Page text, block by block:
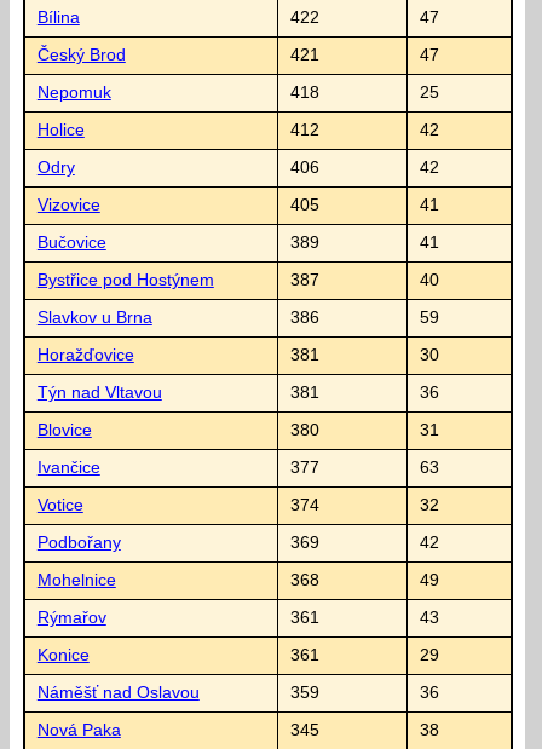
Bílina 422 47
Český Brod 421 47
Nepomuk 418 25
Holice 412 42
Odry 406 42
Vizovice 405 41
Bučovice 389 41
Bystřice pod Hostýnem 387 40
Slavkov u Brna 386 59
Horažďovice 381 30
Týn nad Vltavou 381 36
Blovice 380 31
Ivančice 377 63
Votice 374 32
Podbořany 369 42
Mohelnice 368 49
Rýmařov 361 43
Konice 361 29
Náměšť nad Oslavou 359 36
Nová Paka 345 38